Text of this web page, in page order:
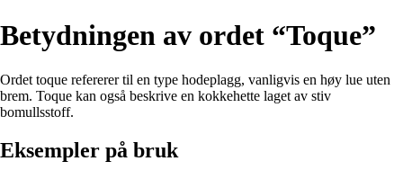
Betydningen av ordet “Toque”
Ordet toque refererer til en type hodeplagg, vanligvis en høy lue uten
brem. Toque kan også beskrive en kokkehette laget av stiv
bomullsstoff.
Eksempler på bruk